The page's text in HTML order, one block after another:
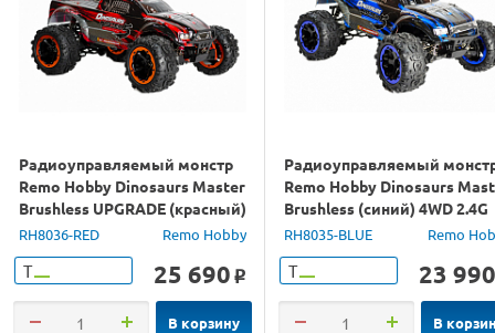
Радиоуправляемый монстр
Remo Hobby Dinosaurs Master
Brushless UPGRADE (красный)
4WD 2.4G 1/8 RTR
RH8036-RED Remo Hobby
Т 25 690 o
В корзину
Радиоуправляемый
Remo Hobby Dinosaurs
Brushless (синий) 4WD 2.4G
1/8 RTR
RH8035-BLUE Remo
Т 23 990
В